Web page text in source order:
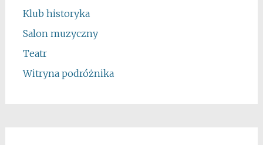
Klub historyka
Salon muzyczny
Teatr
Witryna podróżnika